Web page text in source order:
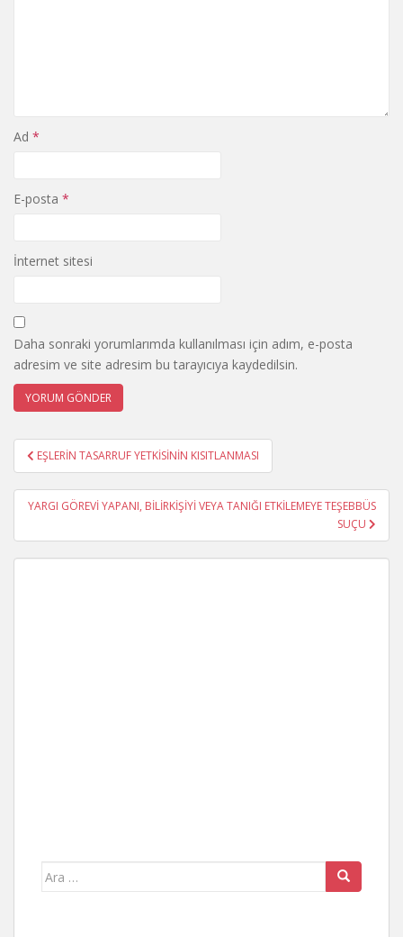
Ad *
E-posta *
İnternet sitesi
Daha sonraki yorumlarımda kullanılması için adım, e-posta
adresim ve site adresim bu tarayıcıya kaydedilsin.
Yazı
gezinmesi
EŞLERİN TASARRUF YETKİSİNİN KISITLANMASI
YARGI GÖREVİ YAPANI, BİLİRKİŞİYİ VEYA TANIĞI ETKİLEMEYE TEŞEBBÜS
SUÇU
Arama